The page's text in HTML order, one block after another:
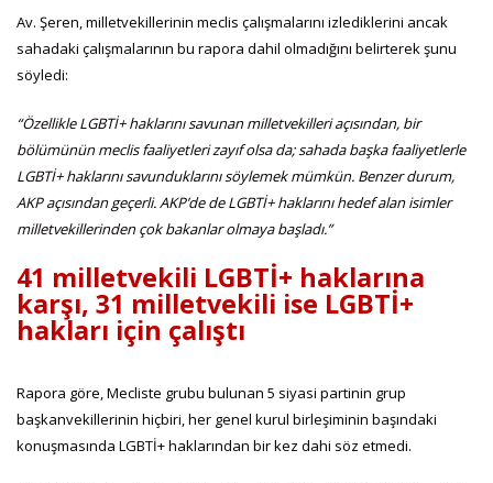
Av. Şeren, milletvekillerinin meclis çalışmalarını izlediklerini ancak
sahadaki çalışmalarının bu rapora dahil olmadığını belirterek şunu
söyledi:
“Özellikle LGBTİ+ haklarını savunan milletvekilleri açısından, bir
bölümünün meclis faaliyetleri zayıf olsa da; sahada başka faaliyetlerle
LGBTİ+ haklarını savunduklarını söylemek mümkün. Benzer durum,
AKP açısından geçerli. AKP’de de LGBTİ+ haklarını hedef alan isimler
milletvekillerinden çok bakanlar olmaya başladı.”
41 milletvekili LGBTİ+ haklarına
karşı, 31 milletvekili ise LGBTİ+
hakları için çalıştı
Rapora göre, Mecliste grubu bulunan 5 siyasi partinin grup
başkanvekillerinin hiçbiri, her genel kurul birleşiminin başındaki
konuşmasında LGBTİ+ haklarından bir kez dahi söz etmedi.